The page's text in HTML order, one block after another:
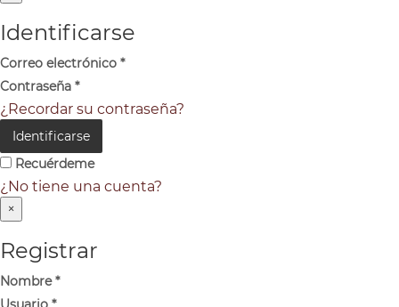
Identificarse
Correo electrónico *
Contraseña *
¿Recordar su contraseña?
Identificarse
Recuérdeme
¿No tiene una cuenta?
×
Registrar
Nombre*